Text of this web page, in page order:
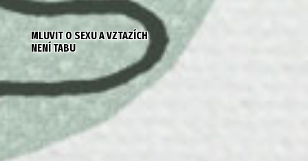
MLUVIT O SEXU A VZTAZÍCH
NENÍ TABU